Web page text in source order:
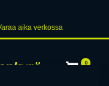
aika verk​​​​ossa
0